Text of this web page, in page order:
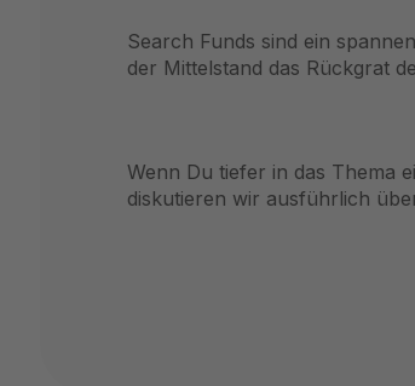
Search Funds sind ein
der Mittelstand das Rückgrat
Wenn Du tiefer in das Thema
diskutieren wir ausführlich